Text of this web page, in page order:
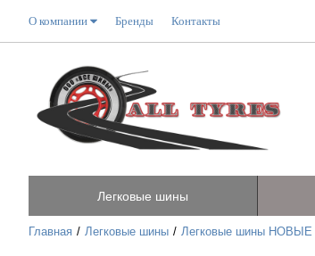
О компании Бренды Контакты
Легковые шины
Главная Легковые шины Легковые шины НОВЫЕ